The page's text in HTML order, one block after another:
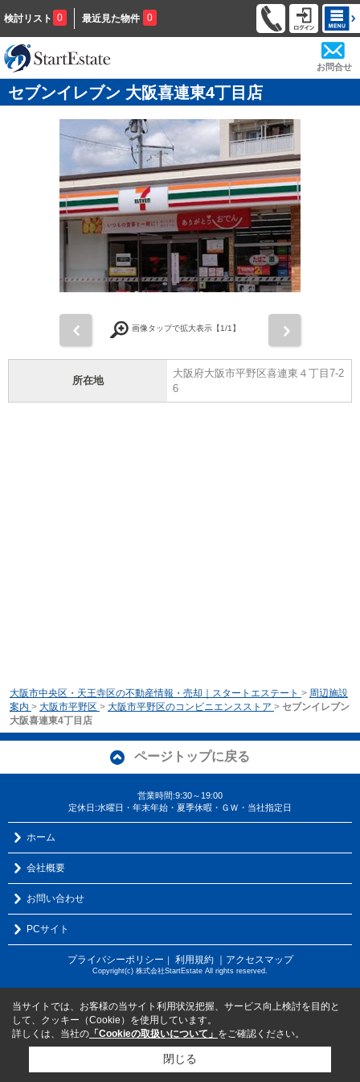
検討リスト 0 最近見た物件 0
お問合せ
セブンイレブン 大阪喜連東4丁目店
画像タップで拡大表示【1/1】
所在地
大阪府大阪市平野区喜連東４丁目7-2
6
大阪市中央区・天王寺区の不動産情報・売却｜スタートエステート > 周辺施設
案内 > 大阪市平野区 > 大阪市平野区のコンビニエンスストア > セブンイレブン
大阪喜連東4丁目店
ページトップに戻る
営業時間:9:30～19:00
定休日:水曜日・年末年始・夏季休暇・ＧＷ・当社指定日
ホーム
会社概要
お問い合わせ
PCサイト
プライバシーポリシー ｜ 利用規約 ｜アクセスマップ
Copyright(c) 株式会社StartEstate All rights reserved.
当サイトでは、お客様の当サイト利用状況把握、サービス向上検討を目的と
して、クッキー（Cookie）を使用しています。
詳しくは、当社の 「Cookieの取扱いについて」 をご確認ください。
閉じる